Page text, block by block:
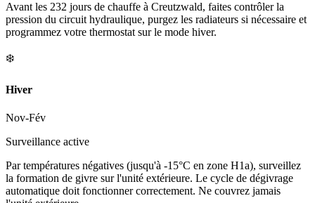
Avant les 232 jours de chauffe à Creutzwald, faites contrôler la
pression du circuit hydraulique, purgez les radiateurs si nécessaire et
programmez votre thermostat sur le mode hiver.
❄️
Hiver
Nov-Fév
Surveillance active
Par températures négatives (jusqu'à -15°C en zone H1a), surveillez
la formation de givre sur l'unité extérieure. Le cycle de dégivrage
automatique doit fonctionner correctement. Ne couvrez jamais